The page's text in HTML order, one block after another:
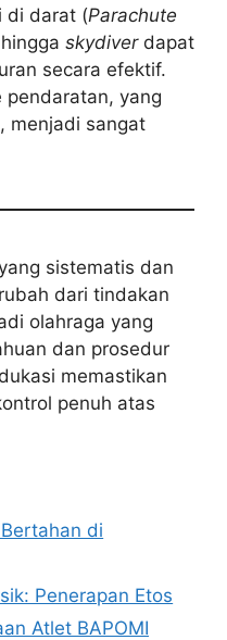
di darat (Parachute
skydiverdapat
secara efektif.
pendaratan, yang
menjadi sangat
sistematis dan
dari tindakan
olahraga yang
dan prosedur
memastikan
penuh atas
di
Penerapan Etos
Atlet BAPOMI